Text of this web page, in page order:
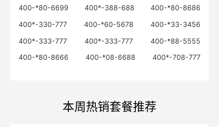
400-*80-6699
400*-388-688
400-*80-8686
400*-330-777
400-*60-5678
400-*33-3456
400*-333-777
400*-333-777
400-*88-5555
400-*80-8666
400-*08-6688 400*-708-777
本周热销套餐推荐